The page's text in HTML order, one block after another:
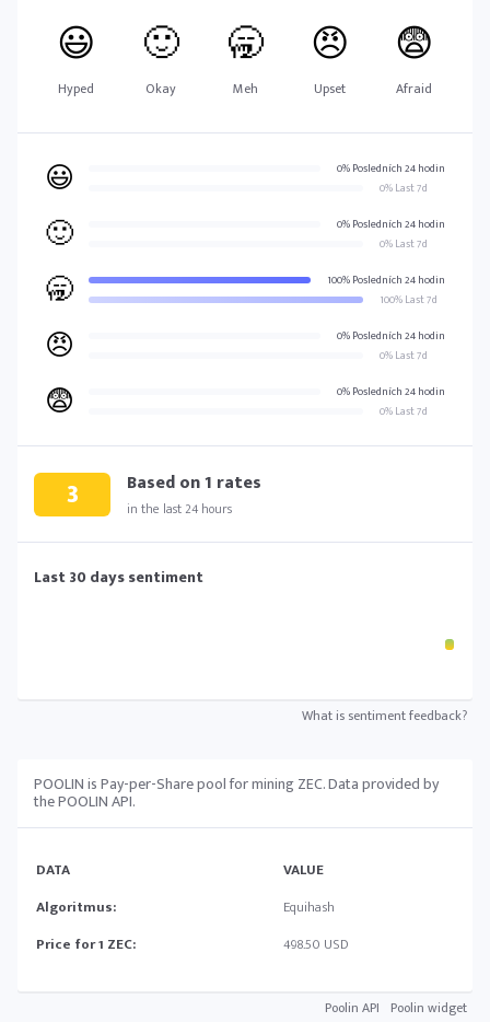
😃
Hyped
🙂
Okay
🥱
Meh
😠
Upset
😨
Afraid
😃
0% Posledních 24 hodin
0% Last 7d
🙂
0% Posledních 24 hodin
0% Last 7d
🥱
100% Posledních 24 hodin
100% Last 7d
😠
0% Posledních 24 hodin
0% Last 7d
😨
0% Posledních 24 hodin
0% Last 7d
3 Based on1 rates
in the last 24 hours
Last 30 days sentiment
What is sentiment feedback?
POOLIN is Pay-per-Share pool for mining ZEC. Data provided by
the POOLIN API.
DATA
VALUE
Algoritmus:
Equihash
Price for 1 ZEC:
498.50 USD
Poolin API Poolin widget